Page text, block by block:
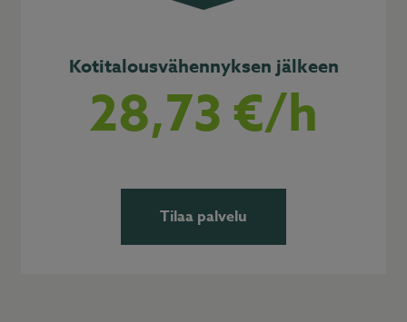
Kotitalousvähennyksen jälkeen
28,73 €/h
Tilaa palvelu